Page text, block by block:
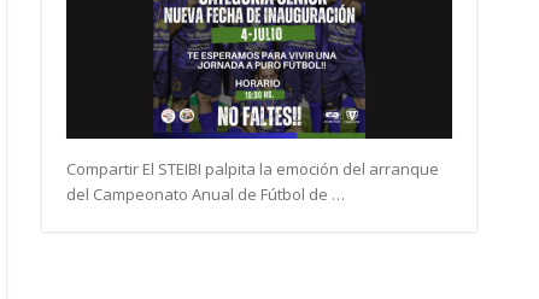
Compartir El STEIBI palpita la emoción del arranque
del Campeonato Anual de Fútbol de …